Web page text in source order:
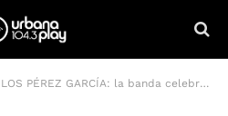
GARCÍA: la banda celebra sus 30 años con un show